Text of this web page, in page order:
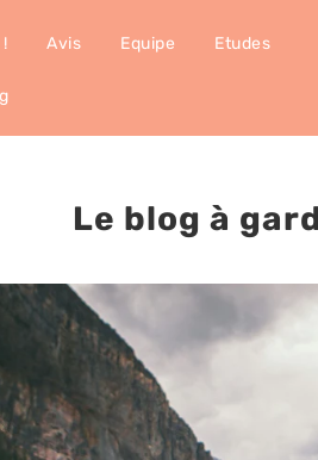
Avis Equipe Etudes
Le blog à